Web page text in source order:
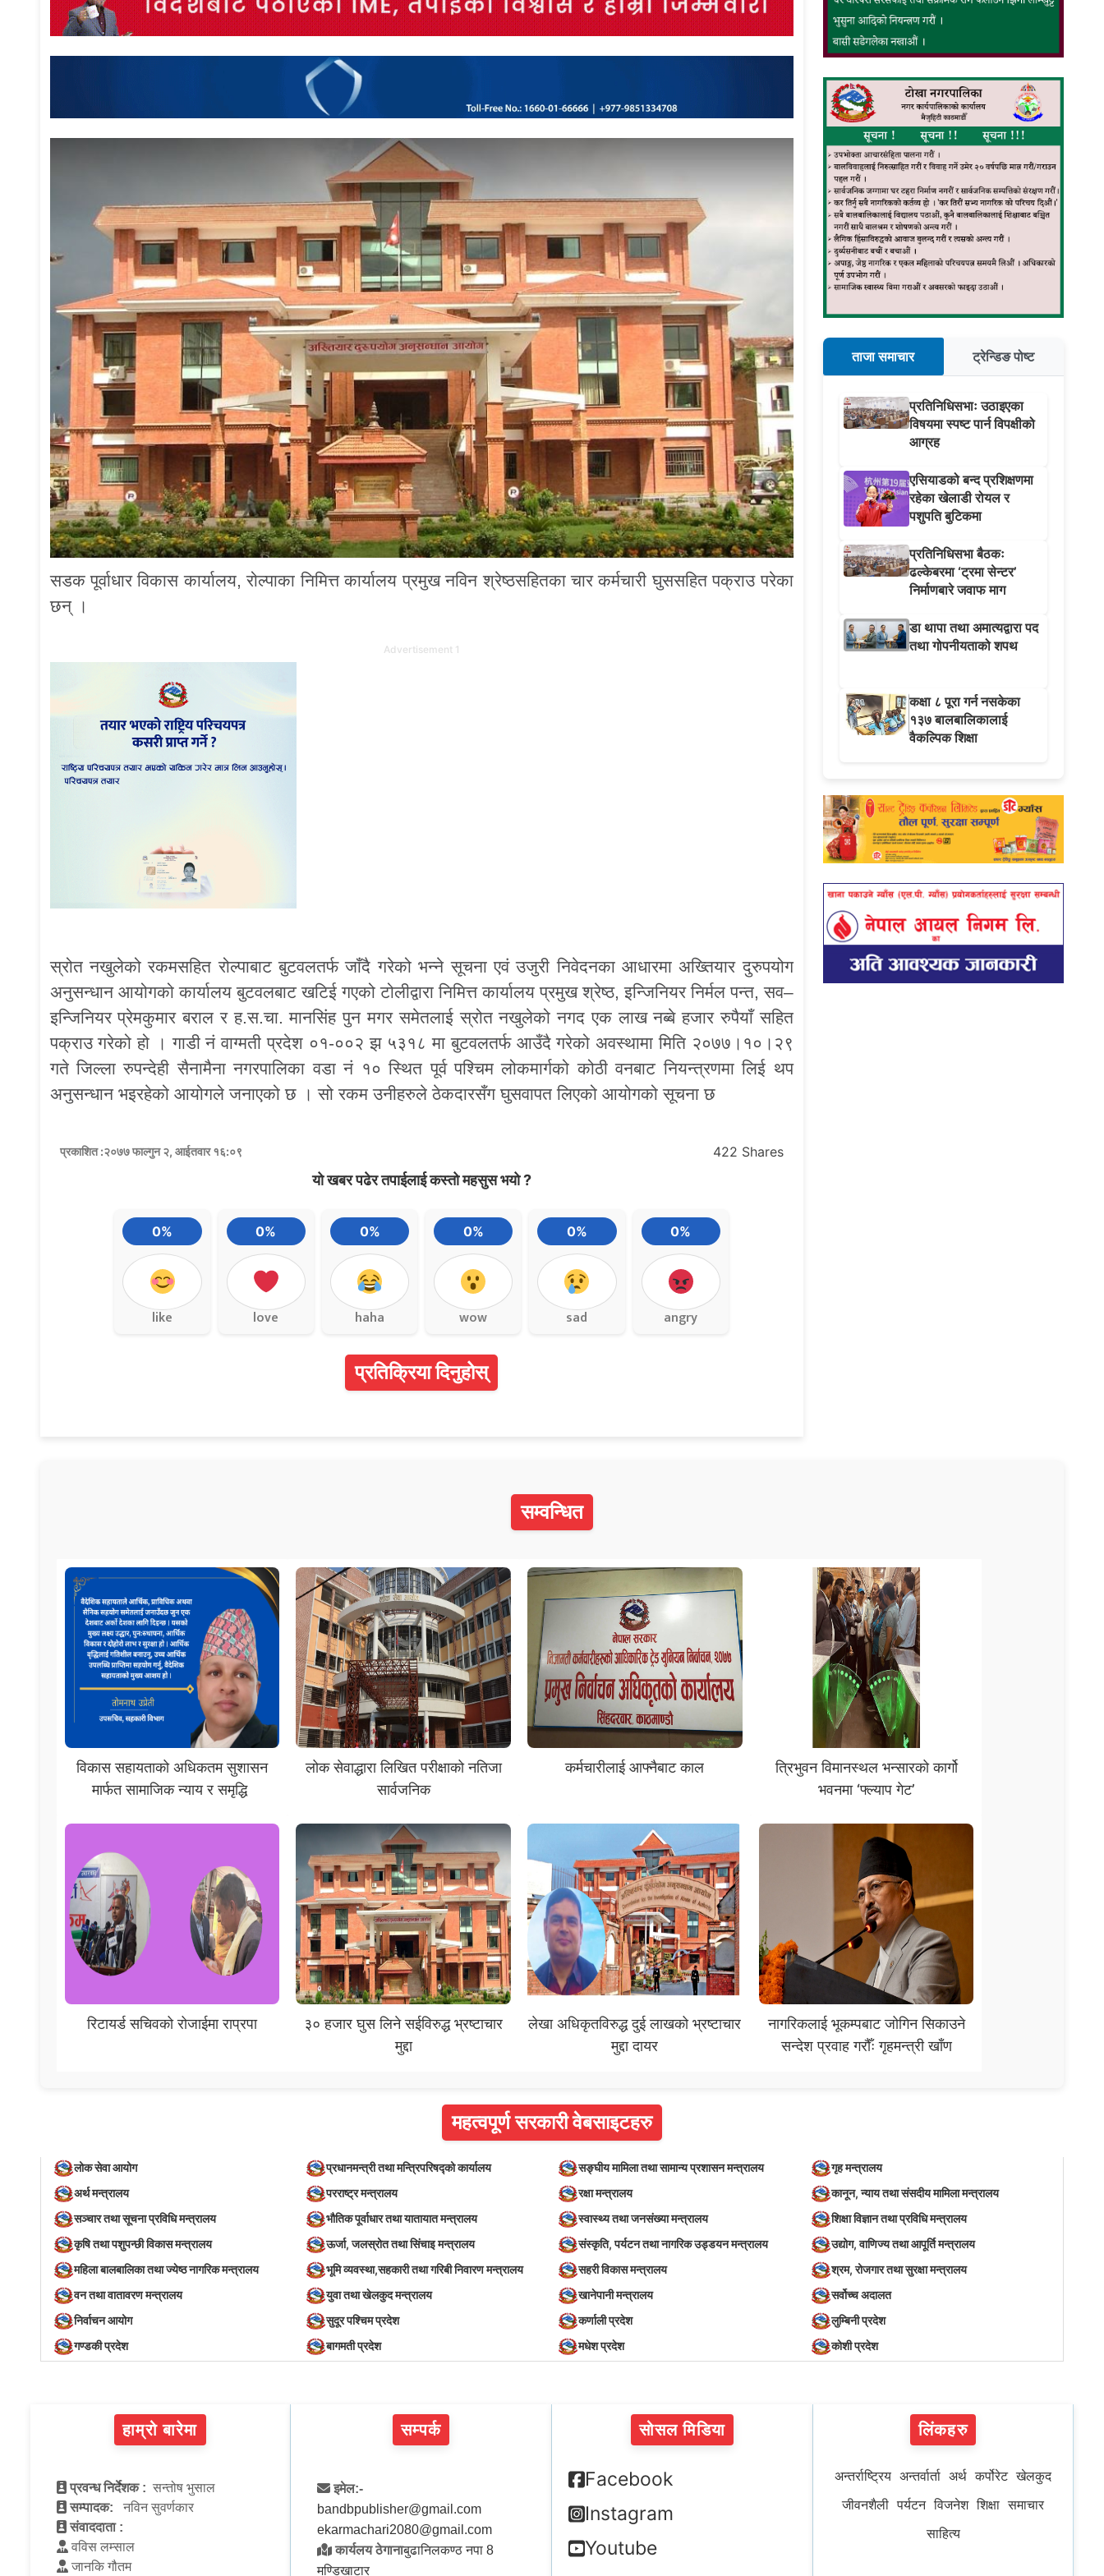
सडक पूर्वाधार विकास कार्यालय, रोल्पाका निमित्त कार्यालय प्रमुख नविन श्रेष्ठसहितका चार कर्मचारी घुससहित पक्राउ परेका
छन् ।
Advertisement 1
स्रोत नखुलेको रकमसहित रोल्पाबाट बुटवलतर्फ जाँदै गरेको भन्ने सूचना एवं उजुरी निवेदनका आधारमा अख्तियार दुरुपयोग
अनुसन्धान आयोगको कार्यालय बुटवलबाट खटिई गएको टोलीद्वारा निमित्त कार्यालय प्रमुख श्रेष्ठ, इन्जिनियर निर्मल पन्त, सव–
इन्जिनियर प्रेमकुमार बराल र ह.स.चा. मानसिंह पुन मगर समेतलाई स्रोत नखुलेको नगद एक लाख नब्बे हजार रुपैयाँ सहित
पक्राउ गरेको हो । गाडी नं वाग्मती प्रदेश ०१-००२ झ ५३१८ मा बुटवलतर्फ आउँदै गरेको अवस्थामा मिति २०७७।१०।२९
गते जिल्ला रुपन्देही सैनामैना नगरपालिका वडा नं १० स्थित पूर्व पश्चिम लोकमार्गको कोठी वनबाट नियन्त्रणमा लिई थप
अनुसन्धान भइरहेको आयोगले जनाएको छ । सो रकम उनीहरुले ठेकदारसँग घुसवापत लिएको आयोगको सूचना छ
प्रकाशित :२०७७ फाल्गुन २, आईतवार १६:०९ 422 Shares
यो खबर पढेर तपाईलाई कस्तो महसुस भयो ?
0%
like
0%
love
0%
haha
0%
wow
0%
sad
0%
angry
प्रतिक्रिया दिनुहोस्
ताजा समाचार ट्रेन्डिङ पोष्ट
प्रतिनिधिसभाः उठाइएका
विषयमा स्पष्ट पार्न विपक्षीको
आग्रह
एसियाडको बन्द प्रशिक्षणमा
रहेका खेलाडी रोयल र
पशुपति बुटिकमा
प्रतिनिधिसभा बैठकः
ढल्केबरमा ‘ट्रमा सेन्टर’
निर्माणबारे जवाफ माग
डा थापा तथा अमात्यद्वारा पद
तथा गोपनीयताको शपथ
कक्षा ८ पूरा गर्न नसकेका
१३७ बालबालिकालाई
वैकल्पिक शिक्षा
सम्वन्धित
विकास सहायताको अधिकतम सुशासन
मार्फत सामाजिक न्याय र समृद्धि
लोक सेवाद्धारा लिखित परीक्षाको नतिजा
सार्वजनिक
कर्मचारीलाई आफ्नैबाट काल
त्रिभुवन विमानस्थल भन्सारको कार्गो
भवनमा ‘फ्ल्याप गेट’
रिटायर्ड सचिवको रोजाईमा राप्रपा
३० हजार घुस लिने सईविरुद्ध भ्रष्टाचार
मुद्दा
लेखा अधिकृतविरुद्ध दुई लाखको भ्रष्टाचार
मुद्दा दायर
नागरिकलाई भूकम्पबाट जोगिन सिकाउने
सन्देश प्रवाह गरौँः गृहमन्त्री खाँण
महत्वपूर्ण सरकारी वेबसाइटहरु
लोक सेवा आयोग प्रधानमन्त्री तथा मन्त्रिपरिषद्को कार्यालय सङ्घीय मामिला तथा सामान्य प्रशासन मन्त्रालय
गृह मन्त्रालय
अर्थ मन्त्रालय
परराष्ट्र मन्त्रालय रक्षा मन्त्रालय
कानून, न्याय तथा संसदीय मामिला मन्त्रालय
सञ्‍चार तथा सूचना प्रविधि मन्त्रालय
भौतिक पूर्वाधार तथा यातायात मन्त्रालय स्वास्थ्य तथा जनसंख्या मन्त्रालय
शिक्षा विज्ञान तथा प्रविधि मन्त्रालय
कृषि तथा पशुपन्छी विकास मन्त्रालय
ऊर्जा, जलस्रोत तथा सिंचाइ मन्त्रालय संस्कृति, पर्यटन तथा नागरिक उड्डयन मन्त्रालय
उद्योग, वाणिज्य तथा आपूर्ति मन्त्रालय
महिला बालबालिका तथा ज्येष्ठ नागरिक मन्त्रालय
भूमि व्यवस्था,सहकारी तथा गरिबी निवारण मन्त्रालय सहरी विकास मन्त्रालय
श्रम, रोजगार तथा सुरक्षा मन्त्रालय
वन तथा वातावरण मन्त्रालय
युवा तथा खेलकुद मन्त्रालय खानेपानी मन्त्रालय
सर्वोच्च अदालत
निर्वाचन आयोग
सुदूर पश्चिम प्रदेश कर्णाली प्रदेश
लुम्बिनी प्रदेश
गण्डकी प्रदेश
बागमती प्रदेश मधेश प्रदेश कोशी प्रदेश
हाम्रो बारेमा
प्रवन्ध निर्देशक : सन्तोष भुसाल
सम्पादक:
नविन सुवर्णकार
संवाददाता :
वविस लम्साल
जानकि गौतम
सम्पर्क
इमेल:-
bandbpublisher@gmail.com
ekarmachari2080@gmail.com
कार्यलय ठेगानाबुढानिलकण्ठ नपा 8
मण्डिखाटार
सोसल मिडिया
Facebook
Instagram
Youtube
लिंकहरु
अन्तर्राष्ट्रिय अन्तर्वार्ता अर्थ कर्पोरेट खेलकुद
जीवनशैली पर्यटन विजनेश शिक्षा समाचार
साहित्य